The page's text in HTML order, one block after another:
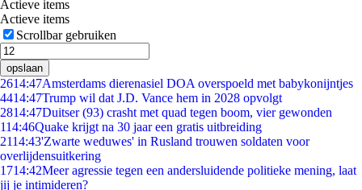
Actieve items
Actieve items
Scrollbar gebruiken
opslaan
2614:47Amsterdams dierenasiel DOA overspoeld met babykonijntjes
4414:47Trump wil dat J.D. Vance hem in 2028 opvolgt
2814:47Duitser (93) crasht met quad tegen boom, vier gewonden
114:46Quake krijgt na 30 jaar een gratis uitbreiding
2114:43'Zwarte weduwes' in Rusland trouwen soldaten voor
overlijdensuitkering
1714:42Meer agressie tegen een andersluidende politieke mening, laat
jij je intimideren?